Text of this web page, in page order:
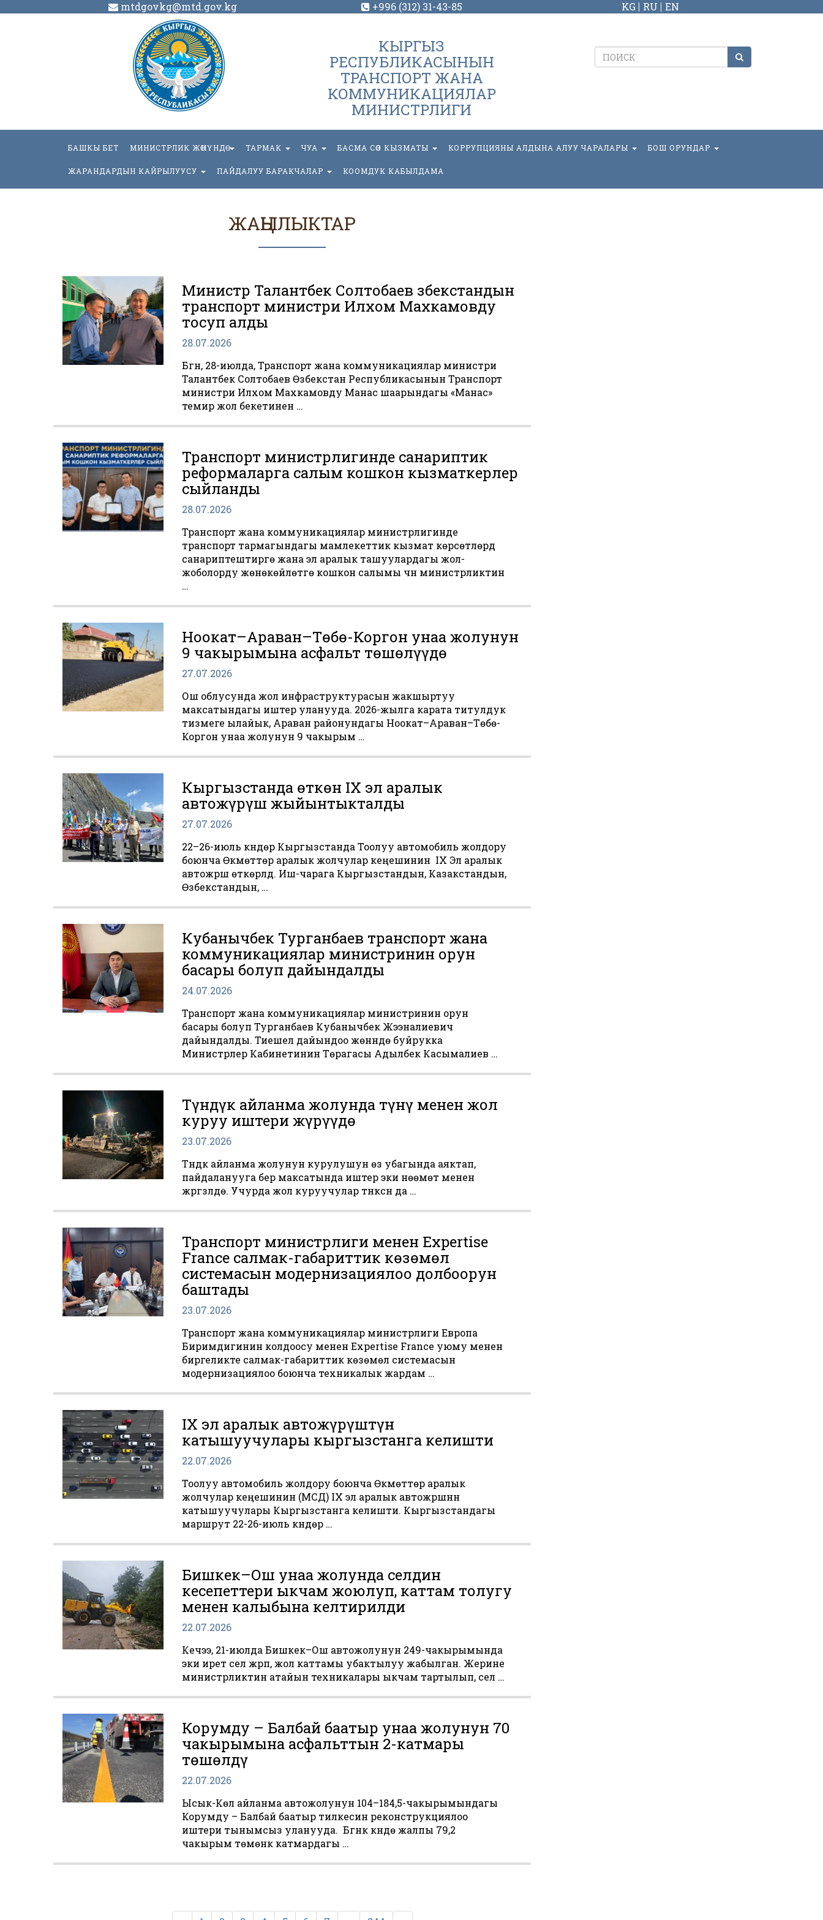
mtdgovkg@mtd.gov.kg +996 (312) 31-43-85 KG RU EN
КЫРГЫЗ
РЕСПУБЛИКАСЫНЫН
ТРАНСПОРТ ЖАНА
КОММУНИКАЦИЯЛАР
МИНИСТРЛИГИ
БАШКЫ БЕТ МИНИСТРЛИК ЖӨНҮНДӨ ТАРМАК ЧУА БАСМА СӨЗ КЫЗМАТЫ КОРРУПЦИЯНЫ АЛДЫНА АЛУУ ЧАРАЛАРЫ БОШ ОРУНДАР
ЖАРАНДАРДЫН КАЙРЫЛУУСУ ПАЙДАЛУУ БАРАКЧАЛАР КООМДУК КАБЫЛДАМА
ЖАҢЫЛЫКТАР
Министр Талантбек Солтобаев Өзбекстандын
транспорт министри Илхом Махкамовду
тосуп алды
28.07.2026
Бүгүн, 28-июлда, Транспорт жана коммуникациялар министри
Талантбек Солтобаев Өзбекстан Республикасынын Транспорт
министри Илхом Махкамовду Манас шаарындагы «Манас»
темир жол бекетинен …
Транспорт министрлигинде санариптик
реформаларга салым кошкон кызматкерлер
сыйланды
28.07.2026
Транспорт жана коммуникациялар министрлигинде
транспорт тармагындагы мамлекеттик кызмат көрсөтүүлөрдү
санариптештирүүгө жана эл аралык ташуулардагы жол-
жоболорду жөнөкөйлөтүүгө кошкон салымы үчүн министрликтин
…
Ноокат–Араван–Төбө-Коргон унаа жолунун
9 чакырымына асфальт төшөлүүдө
27.07.2026
Ош облусунда жол инфраструктурасын жакшыртуу
максатындагы иштер уланууда. 2026-жылга карата титулдук
тизмеге ылайык, Араван районундагы Ноокат–Араван–Төбө-
Коргон унаа жолунун 9 чакырым …
Кыргызстанда өткөн IX эл аралык
автожүрүш жыйынтыкталды
27.07.2026
22–26-июль күндөрү Кыргызстанда Тоолуу автомобиль жолдору
боюнча Өкмөттөр аралык жолчулар кеңешинин IX Эл аралык
автожүрүшү өткөрүлдү. Иш-чарага Кыргызстандын, Казакстандын,
Өзбекстандын, …
Кубанычбек Турганбаев транспорт жана
коммуникациялар министринин орун
басары болуп дайындалды
24.07.2026
Транспорт жана коммуникациялар министринин орун
басары болуп Турганбаев Кубанычбек Жээналиевич
дайындалды. Тиешелүү дайындоо жөнүндө буйрукка
Министрлер Кабинетинин Төрагасы Адылбек Касымалиев …
Түндүк айланма жолунда түнү менен жол
куруу иштери жүрүүдө
23.07.2026
Түндүк айланма жолунун курулушун өз убагында аяктап,
пайдаланууга берүү максатында иштер эки нөөмөт менен
жүргүзүлүүдө. Учурда жол куруучулар түнкүсүн да …
Транспорт министрлиги менен Expertise
France салмак-габариттик көзөмөл
системасын модернизациялоо долбоорун
баштады
23.07.2026
Транспорт жана коммуникациялар министрлиги Европа
Биримдигинин колдоосу менен Expertise France уюму менен
биргеликте салмак-габариттик көзөмөл системасын
модернизациялоо боюнча техникалык жардам …
IX эл аралык автожүрүштүн
катышуучулары кыргызстанга келишти
22.07.2026
Тоолуу автомобиль жолдору боюнча Өкмөттөр аралык
жолчулар кеңешинин (МСД) IX эл аралык автожүрүшүнүн
катышуучулары Кыргызстанга келишти. Кыргызстандагы
маршрут 22-26-июль күндөрү …
Бишкек–Ош унаа жолунда селдин
кесепеттери ыкчам жоюлуп, каттам толугу
менен калыбына келтирилди
22.07.2026
Кечээ, 21-июлда Бишкек–Ош автожолунун 249-чакырымында
эки ирет сел жүрүп, жол каттамы убактылуу жабылган. Жерине
министрликтин атайын техникалары ыкчам тартылып, сел …
Корумду – Балбай баатыр унаа жолунун 70
чакырымына асфальттын 2-катмары
төшөлдү
22.07.2026
Ысык-Көл айланма автожолунун 104–184,5-чакырымындагы
Корумду – Балбай баатыр тилкесин реконструкциялоо
иштери тынымсыз уланууда. Бүгүнкү күндө жалпы 79,2
чакырым төмөнкү катмардагы …